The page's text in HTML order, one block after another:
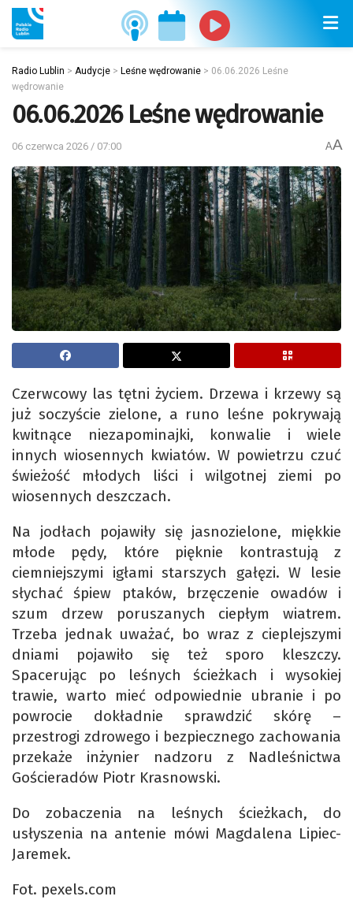
Radio Lublin > Audycje > Leśne wędrowanie > 06.06.2026 Leśne
wędrowanie
06.06.2026 Leśne wędrowanie
06 czerwca 2026 / 07:00 AA
Czerwcowy las tętni życiem. Drzewa i krzewy są
już soczyście zielone, a runo leśne pokrywają
kwitnące niezapominajki, konwalie i wiele
innych wiosennych kwiatów. W powietrzu czuć
świeżość młodych liści i wilgotnej ziemi po
wiosennych deszczach.
Na jodłach pojawiły się jasnozielone, miękkie
młode pędy, które pięknie kontrastują z
ciemniejszymi igłami starszych gałęzi. W lesie
słychać śpiew ptaków, brzęczenie owadów i
szum drzew poruszanych ciepłym wiatrem.
Trzeba jednak uważać, bo wraz z cieplejszymi
dniami pojawiło się też sporo kleszczy.
Spacerując po leśnych ścieżkach i wysokiej
trawie, warto mieć odpowiednie ubranie i po
powrocie dokładnie sprawdzić skórę –
przestrogi zdrowego i bezpiecznego zachowania
przekaże inżynier nadzoru z Nadleśnictwa
Gościeradów Piotr Krasnowski.
Do zobaczenia na leśnych ścieżkach, do
usłyszenia na antenie mówi Magdalena Lipiec-
Jaremek.
Fot. pexels.com